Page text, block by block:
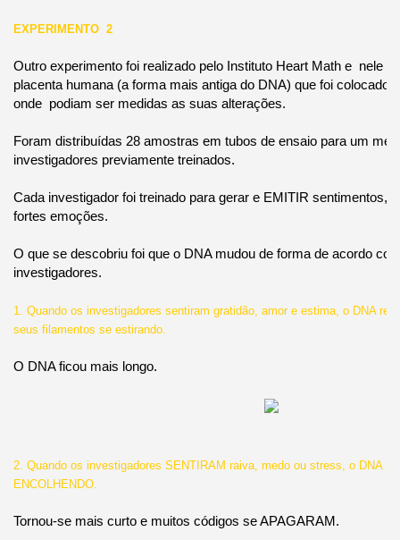
EXPERIMENTO 2
Outro experimento foi realizado pelo Instituto Heart Math e nele
placenta humana (a forma mais antiga do DNA) que foi colocado
onde podiam ser medidas as suas alterações.
Foram distribuídas 28 amostras em tubos de ensaio para um
investigadores previamente treinados.
Cada investigador foi treinado para gerar e EMITIR sentimentos,
fortes emoções.
O que se descobriu foi que o DNA mudou de forma de acordo
investigadores.
1. Quando os investigadores sentiram gratidão, amor e estima, o DNA
seus filamentos se estirando.
O DNA ficou mais longo.
2. Quando os investigadores SENTIRAM raiva, medo ou stress, o DNA
ENCOLHENDO.
Tornou-se mais curto e muitos códigos se APAGARAM.